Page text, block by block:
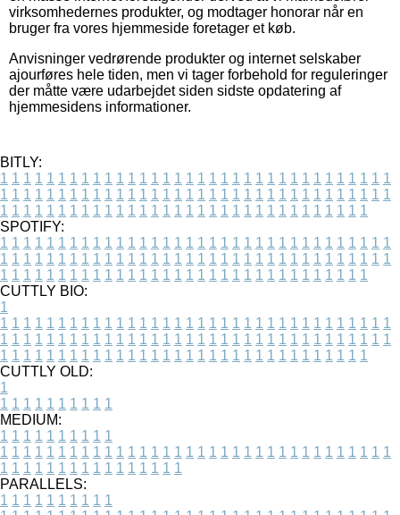
virksomhedernes produkter, og modtager honorar når en
bruger fra vores hjemmeside foretager et køb.
Anvisninger vedrørende produkter og internet selskaber
ajourføres hele tiden, men vi tager forbehold for reguleringer
der måtte være udarbejdet siden sidste opdatering af
hjemmesidens informationer.
BITLY:
1 1 1 1 1 1 1 1 1 1 1 1 1 1 1 1 1 1 1 1 1 1 1 1 1 1 1 1 1 1 1 1 1 1
1 1 1 1 1 1 1 1 1 1 1 1 1 1 1 1 1 1 1 1 1 1 1 1 1 1 1 1 1 1 1 1 1 1
1 1 1 1 1 1 1 1 1 1 1 1 1 1 1 1 1 1 1 1 1 1 1 1 1 1 1 1 1 1 1 1
SPOTIFY:
1 1 1 1 1 1 1 1 1 1 1 1 1 1 1 1 1 1 1 1 1 1 1 1 1 1 1 1 1 1 1 1 1 1
1 1 1 1 1 1 1 1 1 1 1 1 1 1 1 1 1 1 1 1 1 1 1 1 1 1 1 1 1 1 1 1 1 1
1 1 1 1 1 1 1 1 1 1 1 1 1 1 1 1 1 1 1 1 1 1 1 1 1 1 1 1 1 1 1 1
CUTTLY BIO:
1
1 1 1 1 1 1 1 1 1 1 1 1 1 1 1 1 1 1 1 1 1 1 1 1 1 1 1 1 1 1 1 1 1 1
1 1 1 1 1 1 1 1 1 1 1 1 1 1 1 1 1 1 1 1 1 1 1 1 1 1 1 1 1 1 1 1 1 1
1 1 1 1 1 1 1 1 1 1 1 1 1 1 1 1 1 1 1 1 1 1 1 1 1 1 1 1 1 1 1 1
CUTTLY OLD:
1
1 1 1 1 1 1 1 1 1 1
MEDIUM:
1 1 1 1 1 1 1 1 1 1
1 1 1 1 1 1 1 1 1 1 1 1 1 1 1 1 1 1 1 1 1 1 1 1 1 1 1 1 1 1 1 1 1 1
1 1 1 1 1 1 1 1 1 1 1 1 1 1 1 1
PARALLELS:
1 1 1 1 1 1 1 1 1 1